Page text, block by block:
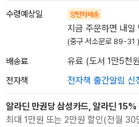
수령예상일 양탄자배송
지금 주문하면 내일
(중구 서소문로 89-31 )
배송료 유료 (도서 1만5천
전자책 전자책 출간알림 신
알라딘 만권당 삼성카드, 알라딘 15%
최대 1만원 또는 2만원 할인(전월